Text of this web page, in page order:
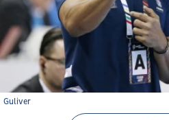
Guliver